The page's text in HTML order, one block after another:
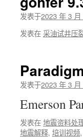
petrel
2022
发表于2023 年 3 月
发表在 采油试井压
发表于2023 年 3 月
Emerson
发表在地震资料处
地震解释, 培训视频,